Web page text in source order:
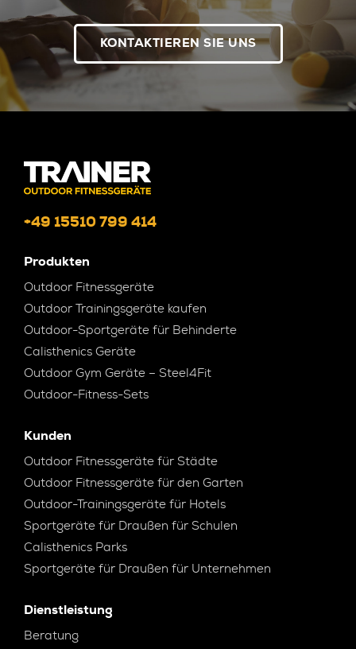
KONTAKTIEREN SIE UNS
+49 15510 799 414
Produkten
Outdoor Fitnessgeräte
Outdoor Trainingsgeräte kaufen
Outdoor-Sportgeräte für Behinderte
Calisthenics Geräte
Outdoor Gym Geräte – Steel4Fit
Outdoor-Fitness-Sets
Kunden
Outdoor Fitnessgeräte für Städte
Outdoor Fitnessgeräte für den Garten
Outdoor-Trainingsgeräte für Hotels
Sportgeräte für Draußen für Schulen
Calisthenics Parks
Sportgeräte für Draußen für Unternehmen
Dienstleistung
Beratung